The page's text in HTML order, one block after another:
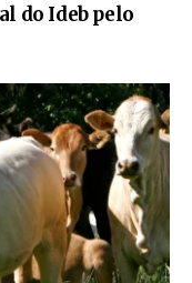
do Ideb pelo